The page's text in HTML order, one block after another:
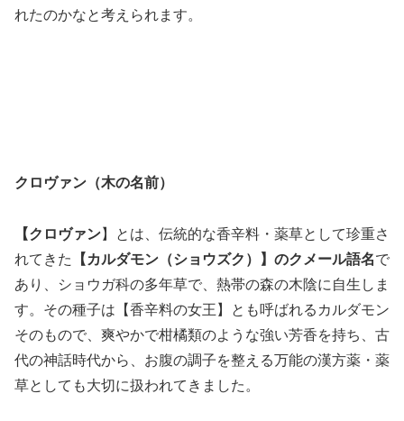
れたのかなと考えられます。
クロヴァン（木の名前）
【クロ ヴァン】とは、伝統的な香辛料・薬草として珍重さ
れてきた
【カルダモン（ショウズク）】のクメール語名で
あり、ショウガ科の多年草で、熱帯の森の木陰に自生しま
す。その種子は【香辛料の女王】とも呼ばれるカルダモン
そのもので、爽やかで柑橘類のような強い芳香を持ち、古
代の神話時代から、お腹の調子を整える万能の漢方薬・薬
草としても大切に扱われてきました。